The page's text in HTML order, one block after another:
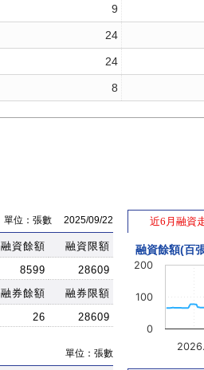
單位：張數 2025/09/22
融資餘額
融資限額
8599
28609
融券餘額
融券限額
26 28609
單位：張數
近6月融資
融資餘額(百
0
100
200